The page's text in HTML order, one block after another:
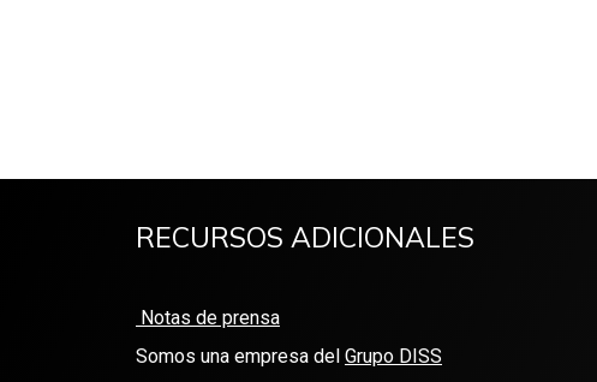
RECURSOS ADICIONALES
Notas de prensa
Somos una empresa del Grupo DISS